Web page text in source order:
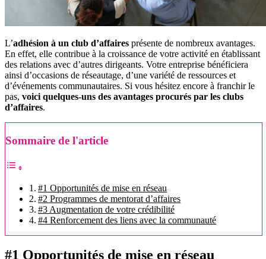
L’adhésion à un club d’affaires présente de nombreux avantages.
En effet, elle contribue à la croissance de votre activité en établissant
des relations avec d’autres dirigeants. Votre entreprise bénéficiera
ainsi d’occasions de réseautage, d’une variété de ressources et
d’événements communautaires. Si vous hésitez encore à franchir le
pas, voici quelques-uns des avantages procurés par les clubs
d’affaires.
Sommaire de l'article
#1 Opportunités de mise en réseau
#2 Programmes de mentorat d’affaires
#3 Augmentation de votre crédibilité
#4 Renforcement des liens avec la communauté
#1 Opportunités de mise en réseau